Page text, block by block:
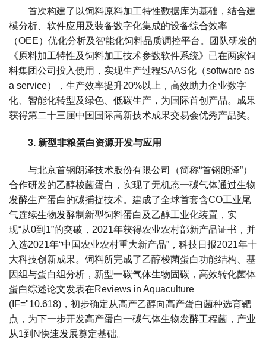
首次构建了以饲料原料加工特性数据库为基础，结合建
模分析、软件应用及装备数字化集成的设备综合效率
（OEE）优化分析及智能化饲料品质调控平台。团队研发的
《原料加工特性及饲料加工技术参数软件系统》已在两家饲
料集团公司投入使用，实现生产过程SAAS化（software as
a service），生产效率提升20%以上，高效助力企业数字
化、智能化转型及绿色、低碳生产，为国际首创产品。成果
获得第二十三届中国国际高新技术成果交易会优秀产品奖。
3. 新型非粮蛋白资源开发与应用
与北京首钢朗泽技术股份有限公司（简称“首钢朗泽”）
合作研发的乙醇梭菌蛋白，实现了无机态一碳气体通过生物
发酵生产蛋白的碳捕捉技术。建成了全球首套含CO工业尾
气连续生物发酵制新型饲料蛋白及乙醇工业化装置，实
现“从0到1”的突破，2021年获得农业农村部新产品证书，并
入选2021年“中国农业农村重大新产品”，科技日报2021年十
大科技创新成果。饲料所完成了乙醇梭菌蛋白功能结构、基
因组与蛋白组分析，新型一碳气体生物固碳，高效转化菌体
蛋白综述论文发表在Reviews in Aquaculture
(IF="10.618)，初步确定从高产乙醇向高产蛋白菌种选育靶
点，为下一步开发高产蛋白一碳气体生物发酵工程菌，产业
从1到N快速发展奠定基础。